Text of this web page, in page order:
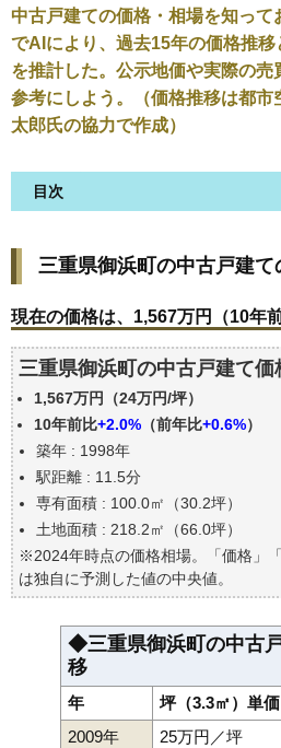
中古戸建ての価格・相場を知って
でAIにより、過去15年の価格推
を推計した。公示地価や実際の売
参考にしよう。（価格推移は都市
太郎氏の協力で作成）
目次
現在の価格は、1,567万円
価格を詳細に分析しよう
築年数で価格はどうなる？
三重県御浜町の中古戸建ての
公示地価はいくら
エリアの将来性を人口予想か
自分の年収でいくらの不動産
三重県御浜町の中古戸建て
現在の価格は、1,567万円（10年
三重県御浜町の中古戸建て価
1,567万円（24万円/坪）
10年前比+2.0% （前年比+0.6%）
築年 : 1998年
駅距離 : 11.5分
専有面積 : 100.0㎡（30.2坪）
土地面積 : 218.2㎡（66.0坪）
※2024年時点の価格相場。「価格」
は独自に予測した値の中央値。
◆三重県御浜町の中古
移
年
坪（3.3㎡）単価
2009年
25万円／坪